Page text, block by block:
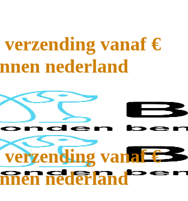
vanaf €
nederland
vanaf €
nederland